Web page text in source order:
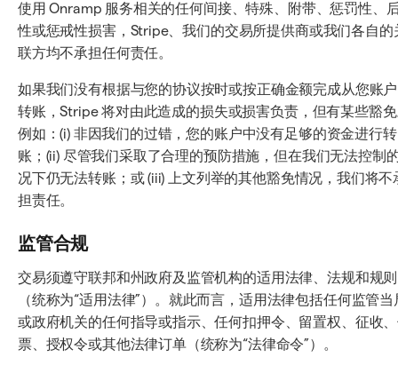
使用 Onramp 服务相关的任何间接、特殊、附带、惩罚性、
性或惩戒性损害，Stripe、我们的交易所提供商或我们各自的
联方均不承担任何责任。
如果我们没有根据与您的协议按时或按正确金额完成从您账
转账，Stripe 将对由此造成的损失或损害负责，但有某些豁
例如：(i) 非因我们的过错，您的账户中没有足够的资金进行转
账；(ii) 尽管我们采取了合理的预防措施，但在我们无法控制
况下仍无法转账；或 (iii) 上文列举的其他豁免情况，我们将不
担责任。
监管合规
交易须遵守联邦和州政府及监管机构的适用法律、法规和规则
（统称为“适用法律”）。就此而言，适用法律包括任何监管当
或政府机关的任何指导或指示、任何扣押令、留置权、征收
票、授权令或其他法律订单（统称为“法律命令”）。